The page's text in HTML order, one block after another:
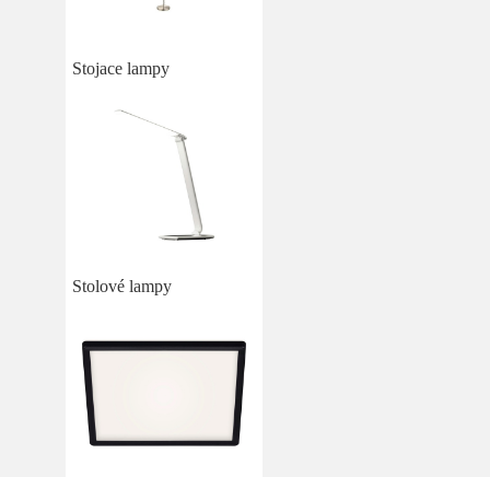
Stojace lampy
Stolové lampy